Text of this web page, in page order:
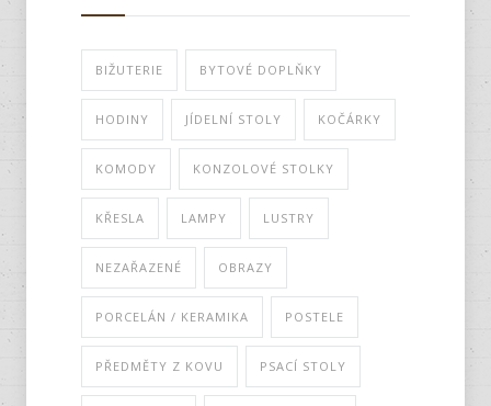
BIŽUTERIE BYTOVÉ DOPLŇKY
HODINY JÍDELNÍ STOLY KOČÁRKY
KOMODY KONZOLOVÉ STOLKY
KŘESLA LAMPY LUSTRY
NEZAŘAZENÉ OBRAZY
PORCELÁN / KERAMIKA POSTELE
PŘEDMĚTY Z KOVU PSACÍ STOLY